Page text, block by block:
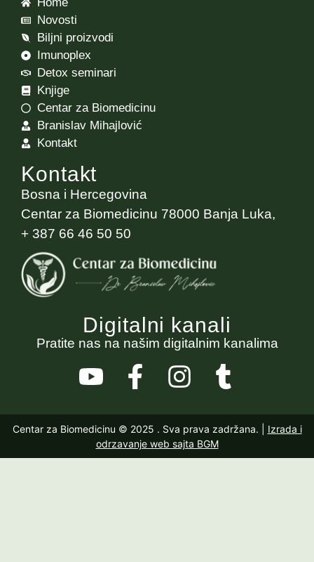
Home
Novosti
Biljni proizvodi
Imunoplex
Detox seminari
Knjige
Centar za Biomedicinu
Branislav Mihajlović
Kontakt
Kontakt
Bosna i Hercegovina
Centar za Biomedicinu 78000 Banja Luka,
+ 387 66 46 50 50
Digitalni kanali
Pratite nas na našim digitalnim kanalima
Centar za Biomedicinu © 2025 . Sva prava zadržana. | Izrada i
odrzavanje web sajta BGM